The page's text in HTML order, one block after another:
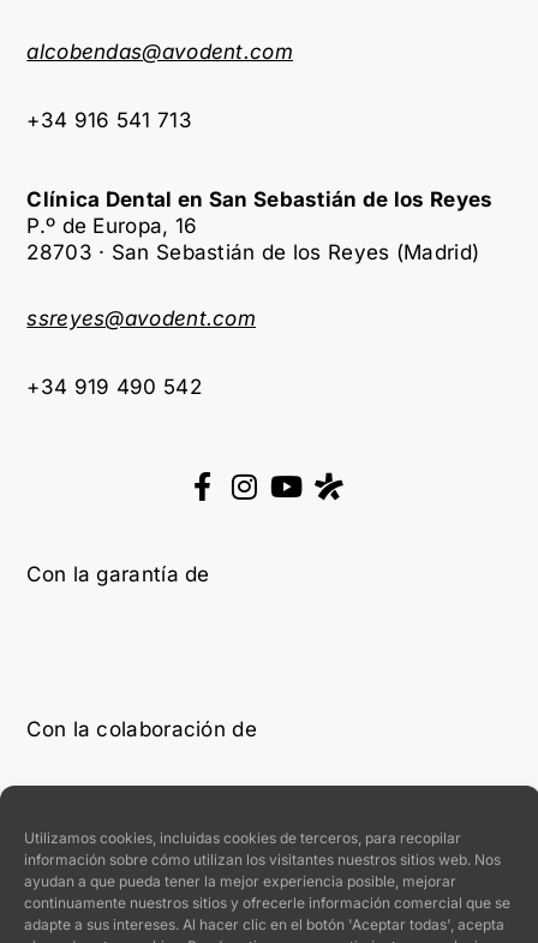
Utilizamos cookies, incluidas cookies de terceros, para recopilar
información sobre cómo utilizan los visitantes nuestros sitios web. Nos
ayudan a que pueda tener la mejor experiencia posible, mejorar
continuamente nuestros sitios y ofrecerle información comercial que se
adapte a sus intereses. Al hacer clic en el botón 'Aceptar todas', acepta
alcobendas@avodent.com
+34 916 541 713
Clínica Dental en San Sebastián de los Reyes
P.º de Europa, 16
28703 · San Sebastián de los Reyes (Madrid)
ssreyes@avodent.com
+34 919 490 542
Con la garantía de
Con la colaboración de